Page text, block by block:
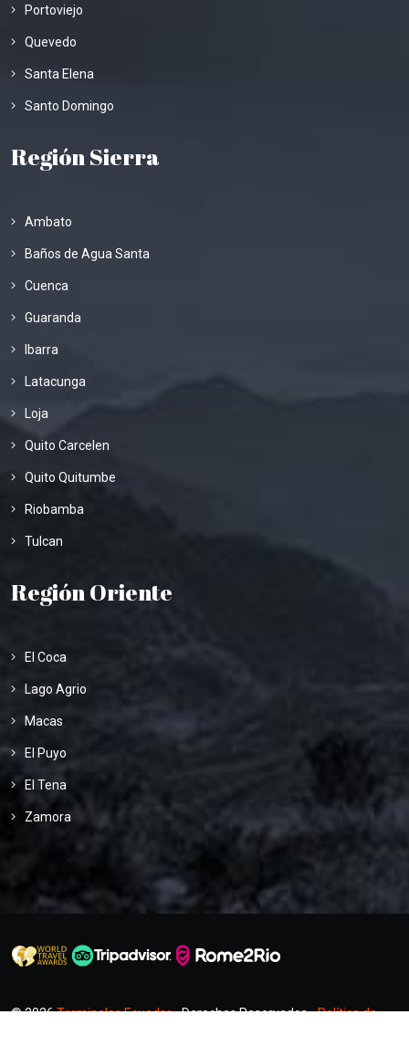
Portoviejo
Quevedo
Santa Elena
Santo Domingo
Región Sierra
Ambato
Baños de Agua Santa
Cuenca
Guaranda
Ibarra
Latacunga
Loja
Quito Carcelen
Quito Quitumbe
Riobamba
Tulcan
Región Oriente
El Coca
Lago Agrio
Macas
El Puyo
El Tena
Zamora
© 2026Terminales Ecuador- Derechos Reservados -Política de